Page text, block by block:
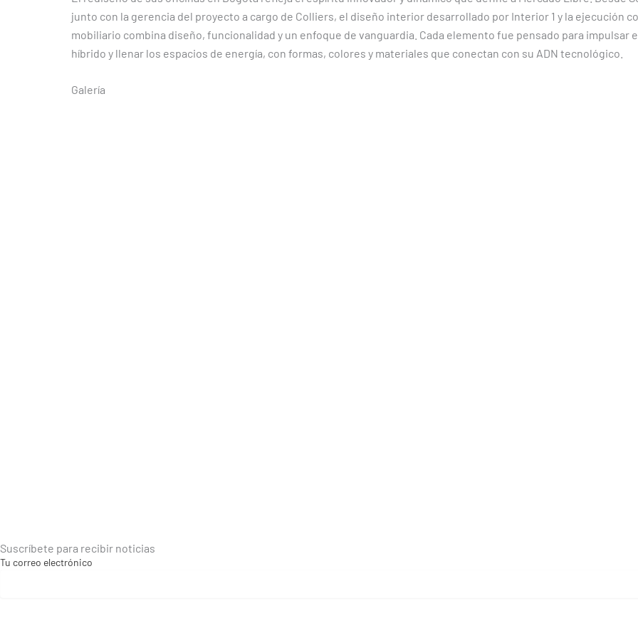
junto con la gerencia del proyecto a cargo de Colliers, el diseño interior desarrollado por Interior 1 y la ejecución
mobiliario combina diseño, funcionalidad y un enfoque de vanguardia. Cada elemento fue pensado para impulsar
híbrido y llenar los espacios de energía, con formas, colores y materiales que conectan con su ADN tecnológico.
Galería
Suscríbete para recibir noticias
Tu correo electrónico